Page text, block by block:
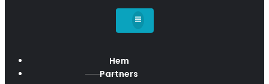
Hem
Partners